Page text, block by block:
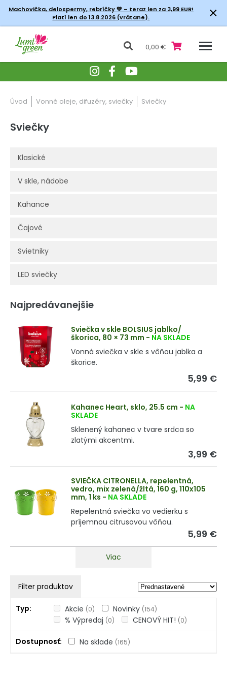
Machovička, delospermy, rebríčky💚 – teraz len za 3,99 EUR!
Platí len do 13.8.2026 (vrátane).
×
0,00 €
Úvod Vonné oleje, difuzéry, sviečky Sviečky
Sviečky
Klasické
V skle, nádobe
Kahance
Čajové
Svietniky
LED sviečky
Najpredávanejšie
Sviečka v skle BOLSIUS jablko/
škorica, 80 × 73 mm - NA SKLADE
Vonná sviečka v skle s vôňou jablka a
škorice.
5,99 €
Kahanec Heart, sklo, 25.5 cm - NA
SKLADE
Sklenený kahanec v tvare srdca so
zlatými akcentmi.
3,99 €
SVIEČKA CITRONELLA, repelentná,
vedro, mix zelená/žltá, 160 g, 110x105
mm, 1 ks - NA SKLADE
Repelentná sviečka vo vedierku s
príjemnou citrusovou vôňou.
5,99 €
Viac
Filter produktov
Typ Akcie (0) Novinky (154)
% Výpredaj (0) CENOVÝ HIT! (0)
Dostupnosť Na sklade (165)